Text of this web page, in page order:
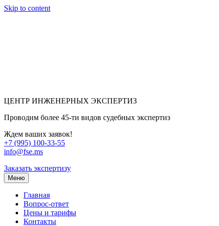
Skip to content
ЦЕНТР ИНЖЕНЕРНЫХ ЭКСПЕРТИЗ
Проводим более 45-ти видов судебных экспертиз
Ждем ваших заявок!
+7 (995) 100-33-55
info@fse.ms
Заказать экспертизу
Меню
Главная
Вопрос-ответ
Цены и тарифы
Контакты